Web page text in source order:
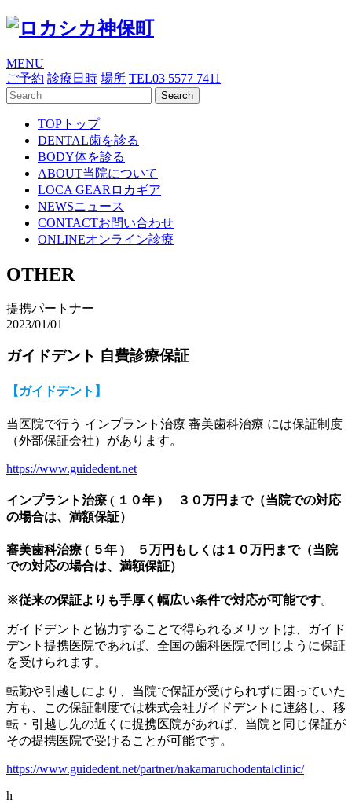
MENU
ご予約 診療日時 場所 TEL03 5577 7411
TOP トップ
DENTAL歯を診る
BODY体を診る
ABOUT当院について
LOCA GEAR ロカギア
NEWSニュース
CONTACTお問い合わせ
ONLINEオンライン診療
OTHER
提携パートナー
2023/01/01
ガイドデント 自費診療保証
【 ガイドデント 】
当医院で行う インプラント治療 審美歯科治療 には保証制度
（外部保証会社）があります。
https://www.guidedent.net
インプラント治療 ( １０年 )
３０万円まで（当院での対応
の場合は、満額保証）
審美歯科治療 ( ５年 ) ５万円もしくは１０万円まで（当院
での対応の場合は、満額保証）
※従来の保証よりも手厚く幅広い条件で対応が可能です。
ガイドデントと協力することで得られるメリットは、ガイド
デント提携医院であれば、全国の歯科医院で同じように保証
を受けられます。
転勤や引越しにより、当院で保証が受けられずに困っていた
方も、この保証制度では株式会社ガイドデントに連絡し、移
転・引越し先の近くに提携医院があれば、当院と同じ保証が
その提携医院で受けることが可能です。
https://www.guidedent.net/partner/nakamaruchodentalclinic/
h